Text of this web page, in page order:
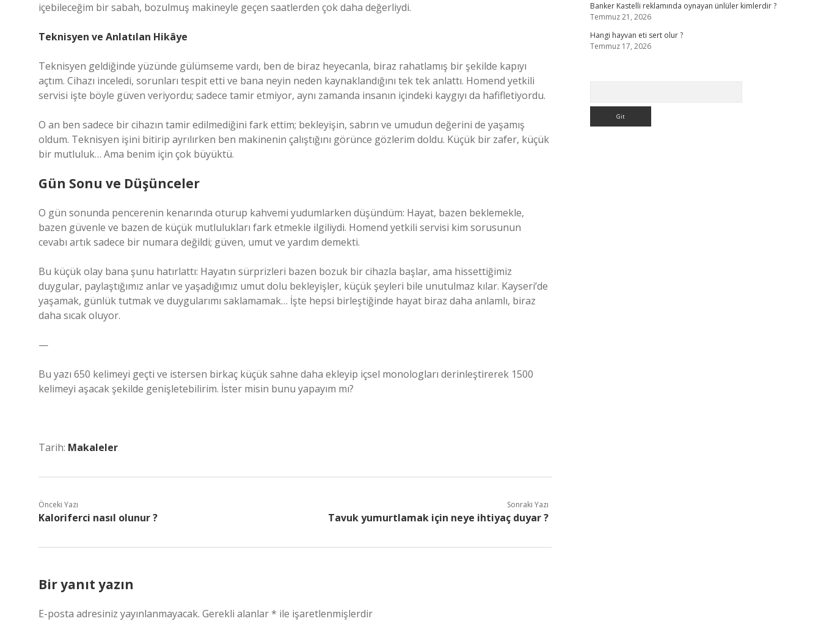
içebileceğim bir sabah, bozulmuş makineyle geçen saatlerden çok daha değerliydi.
Teknisyen ve Anlatılan Hikâye
Teknisyen geldiğinde yüzünde gülümseme vardı, ben de biraz heyecanla, biraz rahatlamış bir şekilde kapıyı
açtım. Cihazı inceledi, sorunları tespit etti ve bana neyin neden kaynaklandığını tek tek anlattı. Homend yetkili
servisi işte böyle güven veriyordu; sadece tamir etmiyor, aynı zamanda insanın içindeki kaygıyı da hafifletiyordu.
O an ben sadece bir cihazın tamir edilmediğini fark ettim; bekleyişin, sabrın ve umudun değerini de yaşamış
oldum. Teknisyen işini bitirip ayrılırken ben makinenin çalıştığını görünce gözlerim doldu. Küçük bir zafer, küçük
bir mutluluk… Ama benim için çok büyüktü.
Gün Sonu ve Düşünceler
O gün sonunda pencerenin kenarında oturup kahvemi yudumlarken düşündüm: Hayat, bazen beklemekle,
bazen güvenle ve bazen de küçük mutlulukları fark etmekle ilgiliydi. Homend yetkili servisi kim sorusunun
cevabı artık sadece bir numara değildi; güven, umut ve yardım demekti.
Bu küçük olay bana şunu hatırlattı: Hayatın sürprizleri bazen bozuk bir cihazla başlar, ama hissettiğimiz
duygular, paylaştığımız anlar ve yaşadığımız umut dolu bekleyişler, küçük şeyleri bile unutulmaz kılar. Kayseri’de
yaşamak, günlük tutmak ve duygularımı saklamamak… İşte hepsi birleştiğinde hayat biraz daha anlamlı, biraz
daha sıcak oluyor.
—
Bu yazı 650 kelimeyi geçti ve istersen birkaç küçük sahne daha ekleyip içsel monologları derinleştirerek 1500
kelimeyi aşacak şekilde genişletebilirim. İster misin bunu yapayım mı?
Tarih: Makaleler
Önceki Yazı
Kaloriferci nasıl olunur ?
Sonraki Yazı
Tavuk yumurtlamak için neye ihtiyaç duyar ?
Bir yanıt yazın
E-posta adresiniz yayınlanmayacak. Gerekli alanlar* ile işaretlenmişlerdir
Banker Kastelli reklamında oynayan ünlüler kimlerdir ?
Temmuz 21, 2026
Hangi hayvan eti sert olur ?
Temmuz 17, 2026